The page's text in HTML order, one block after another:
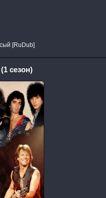
[RuDub]
сезон)